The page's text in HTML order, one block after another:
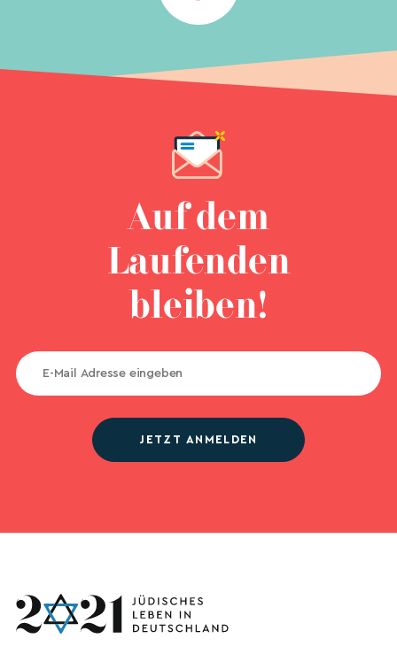
Auf dem
Laufenden
bleiben!
JETZT ANMELDEN